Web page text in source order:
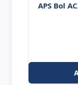
APS Bol